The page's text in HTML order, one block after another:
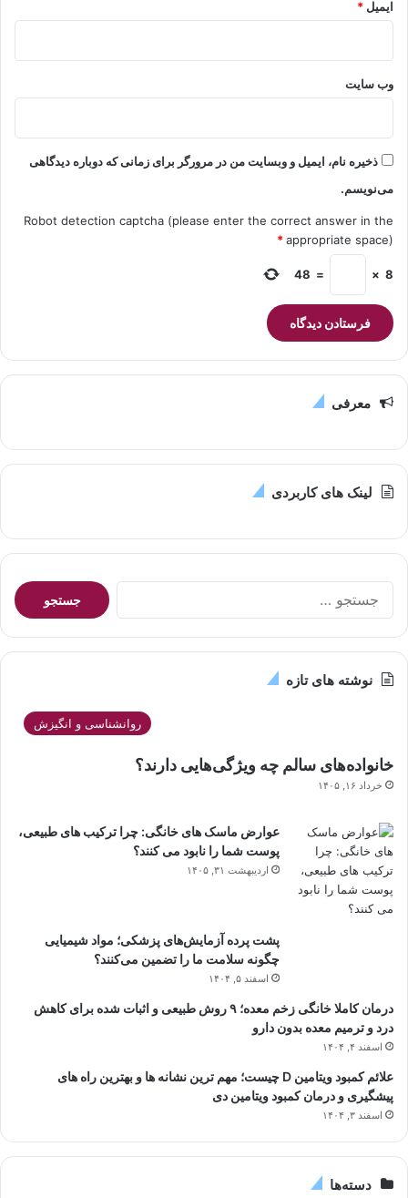
ایمیل *
وب‌ سایت
ذخیره نام، ایمیل و وبسایت من در مرورگر برای زمانی که دوباره دیدگاهی
می‌نویسم.
Robot detection captcha (please enter the correct answer in the
appropriate space)
*
8
×
=
48
معرفی
لینک های کاربردی
جستجو
برای:
نوشته های تازه
روانشناسی و انگیزش
خانواده‌های سالم چه ویژگی‌هایی دارند؟
خرداد ۱۶, ۱۴۰۵
عوارض ماسک های خانگی: چرا ترکیب های طبیعی،
پوست شما را نابود می کنند؟
اردیبهشت ۳۱, ۱۴۰۵
پشت پرده آزمایش‌های پزشکی؛ مواد شیمیایی
چگونه سلامت ما را تضمین می‌کنند؟
اسفند ۵, ۱۴۰۴
درمان کاملا خانگی زخم معده؛ ۹ روش طبیعی و اثبات شده برای کاهش
درد و ترمیم معده بدون دارو
اسفند ۴, ۱۴۰۴
علائم کمبود ویتامین D چیست؛ مهم ترین نشانه ها و بهترین راه های
پیشگیری و درمان کمبود ویتامین دی
اسفند ۳, ۱۴۰۴
دسته‌ها